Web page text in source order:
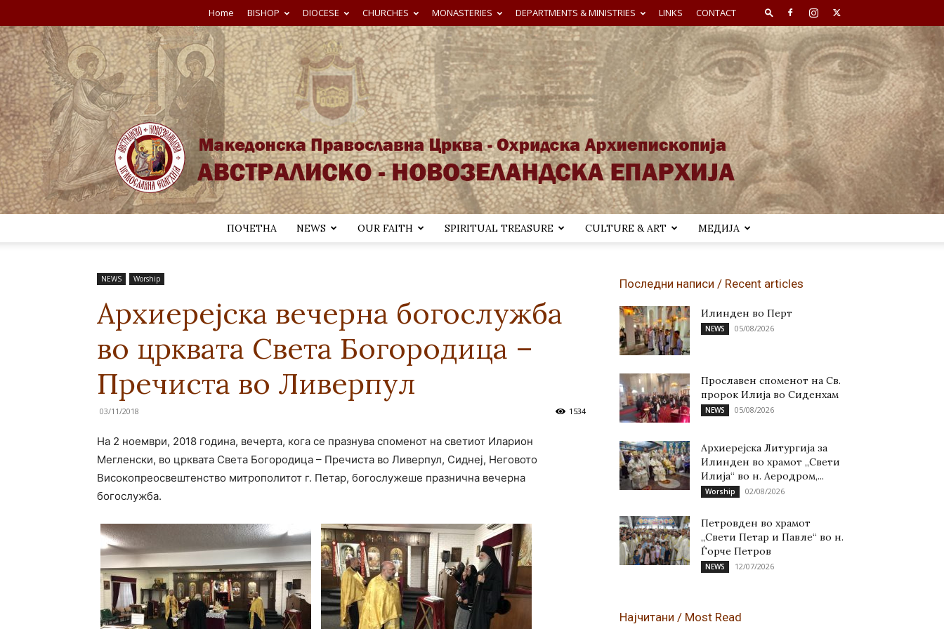
Home BISHOP DIOCESE CHURCHES MONASTERIES DEPARTMENTS & MINISTRIES LINKS CONTACT
новозеландска
Епархија
ПОЧЕТНА NEWS OUR FAITH SPIRITUAL TREASURE CULTURE & ART МЕДИЈА
NEWS Worship
Архиерејска вечерна богослужба
во црквата Света Богородица –
Пречиста во Ливерпул
03/11/2018 1534
На 2 ноември, 2018 година, вечерта, кога се празнува споменот на светиот Иларион
Мегленски, во црквата Света Богородица – Пречиста во Ливерпул, Сиднеј, Неговото
Високопреосвештенство митрополитот г. Петар, богослужеше празнична вечерна
богослужба.
Последни написи / Recent articles
Илинден во Перт
NEWS 05/08/2026
Прославен споменот на Св.
пророк Илија во Сиденхам
NEWS 05/08/2026
Архиерејска Литургија за
Илинден во храмот „Свети
Илија“ во н. Аеродром,...
Worship 02/08/2026
Петровден во храмот
„Свети Петар и Павле“ во н.
Ѓорче Петров
NEWS 12/07/2026
Најчитани / Most Read